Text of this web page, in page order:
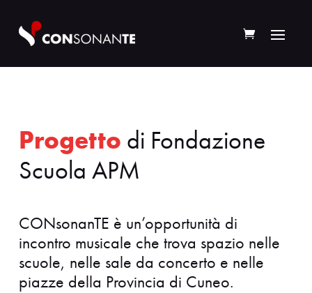
Progetto di Fondazione
Scuola APM
CONsonanTE è un’opportunità di
incontro musicale che trova spazio nelle
scuole, nelle sale da concerto e nelle
piazze della Provincia di Cuneo.